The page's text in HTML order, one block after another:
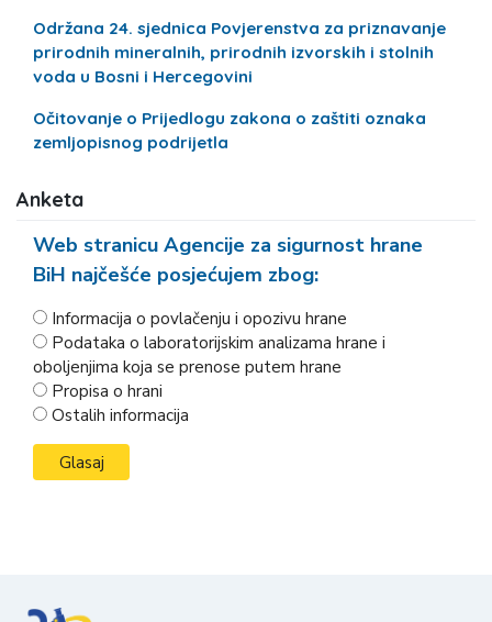
Održana 24. sjednica Povjerenstva za priznavanje
prirodnih mineralnih, prirodnih izvorskih i stolnih
voda u Bosni i Hercegovini
Očitovanje o Prijedlogu zakona o zaštiti oznaka
zemljopisnog podrijetla
Anketa
Web stranicu Agencije za sigurnost hrane
BiH najčešće posjećujem zbog:
Informacija o povlačenju i opozivu hrane
Podataka o laboratorijskim analizama hrane i
oboljenjima koja se prenose putem hrane
Propisa o hrani
Ostalih informacija